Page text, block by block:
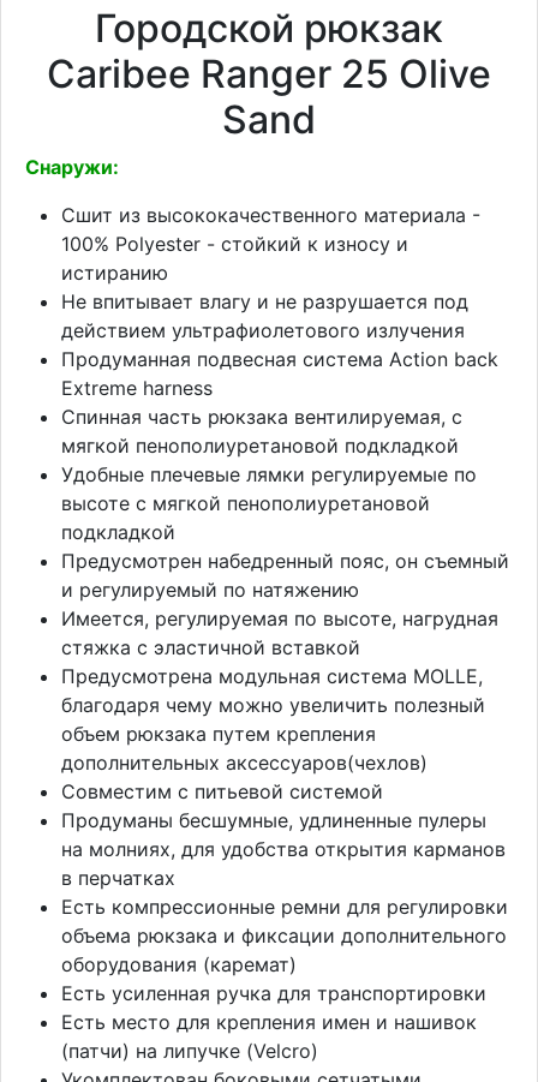
Городской рюкзак
Caribee Ranger 25 Olive
Sand
Снаружи:
Сшит из высококачественного материала -
100% Polyester - стойкий к износу и
истиранию
Не впитывает влагу и не разрушается под
действием ультрафиолетового излучения
Продуманная подвесная система Action back
Extreme harness
Спинная часть рюкзака вентилируемая, с
мягкой пенополиуретановой подкладкой
Удобные плечевые лямки регулируемые по
высоте с мягкой пенополиуретановой
подкладкой
Предусмотрен набедренный пояс, он съемный
и регулируемый по натяжению
Имеется, регулируемая по высоте, нагрудная
стяжка с эластичной вставкой
Предусмотрена модульная система MOLLE,
благодаря чему можно увеличить полезный
объем рюкзака путем крепления
дополнительных аксессуаров(чехлов)
Совместим с питьевой системой
Продуманы бесшумные, удлиненные пулеры
на молниях, для удобства открытия карманов
в перчатках
Есть компрессионные ремни для регулировки
объема рюкзака и фиксации дополнительного
оборудования (каремат)
Есть усиленная ручка для транспортировки
Есть место для крепления имен и нашивок
(патчи) на липучке (Velcro)